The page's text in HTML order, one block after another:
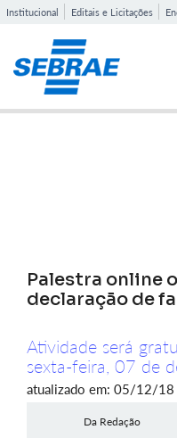
Institucional Editais e Licitações
Palestra online
declaração de
Atividade será
sexta-feira, 07 de
atualizado em: 05/12/18
Da Redação